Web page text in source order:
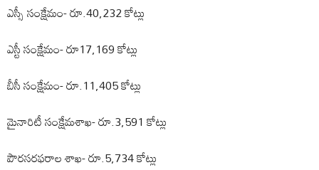
ఎస్సీ సంక్షేమం- రూ.40,232 కోట్లు
ఎస్టీ సంక్షేమం- రూ17,169 కోట్లు
బీసీ సంక్షేమం- రూ.11,405 కోట్లు
మైనారిటీ సంక్షేమశాఖ- రూ.3,591 కోట్లు
పౌరసరఫరాల శాఖ- రూ.5,734 కోట్లు